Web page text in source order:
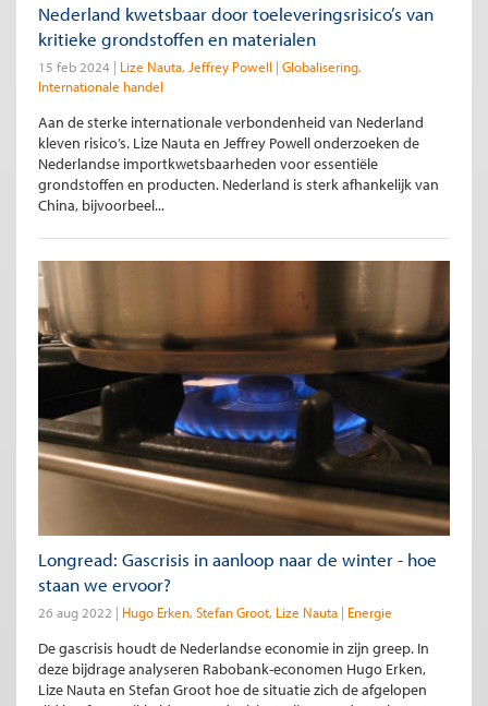
Nederland kwetsbaar door toeleveringsrisico’s van
kritieke grondstoffen en materialen
15 feb 2024 Lize Nauta Jeffrey Powell Globalisering
Internationale handel
Aan de sterke internationale verbondenheid van Nederland
kleven risico’s. Lize Nauta en Jeffrey Powell onderzoeken de
Nederlandse importkwetsbaarheden voor essentiële
grondstoffen en producten. Nederland is sterk afhankelijk van
China, bijvoorbeel...
Longread: Gascrisis in aanloop naar de winter - hoe
staan we ervoor?
26 aug 2022 Hugo Erken Stefan Groot Lize Nauta Energie
De gascrisis houdt de Nederlandse economie in zijn greep. In
deze bijdrage analyseren Rabobank-economen Hugo Erken,
Lize Nauta en Stefan Groot hoe de situatie zich de afgelopen